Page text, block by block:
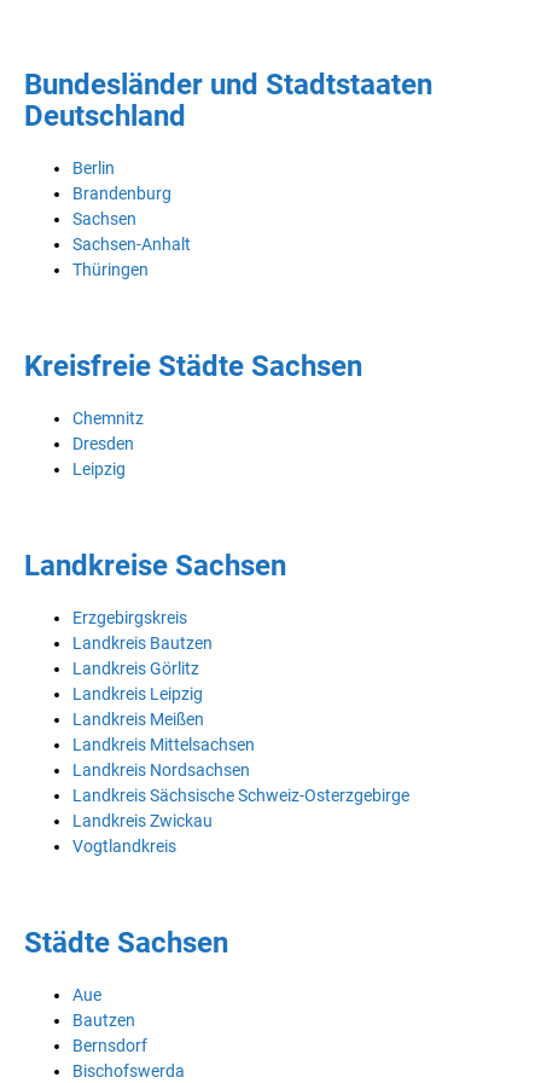
Bundesländer und Stadtstaaten
Deutschland
Berlin
Brandenburg
Sachsen
Sachsen-Anhalt
Thüringen
Kreisfreie Städte Sachsen
Chemnitz
Dresden
Leipzig
Landkreise Sachsen
Erzgebirgskreis
Landkreis Bautzen
Landkreis Görlitz
Landkreis Leipzig
Landkreis Meißen
Landkreis Mittelsachsen
Landkreis Nordsachsen
Landkreis Sächsische Schweiz-Osterzgebirge
Landkreis Zwickau
Vogtlandkreis
Städte Sachsen
Aue
Bautzen
Bernsdorf
Bischofswerda